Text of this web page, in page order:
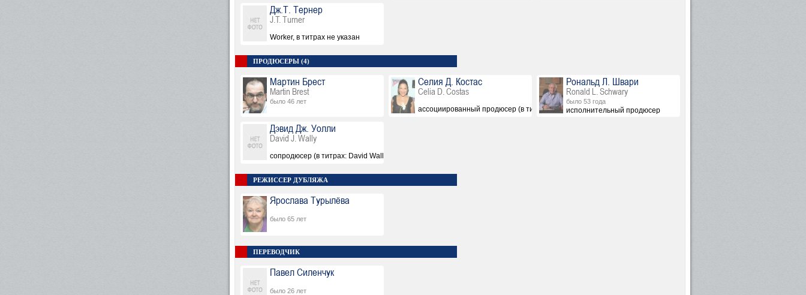
Дж.Т. Тернер
J.T. Turner
Worker, в титрах не указан
ПРОДЮСЕРЫ (4)
Мартин Брест
Martin Brest
было 46 лет
Селия Д. Костас
Celia D. Costas
ассоциированный продюсер (в титрах: Celia Costas)
Рональд Л. Швари
Ronald L. Schwary
было 53 года
исполнительный продюсер
Дэвид Дж. Уолли
David J. Wally
сопродюсер (в титрах: David Wally)
РЕЖИССЕР ДУБЛЯЖА
Ярослава Турылёва
было 65 лет
ПЕРЕВОДЧИК
Павел Силенчук
было 26 лет